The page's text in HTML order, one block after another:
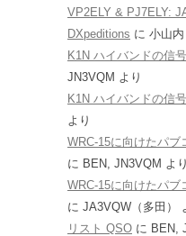
VP2ELY & PJ7ELY:
DXpeditions に 小山内
K1N ハイバンドの信
JN3VQM より
K1N ハイバンドの信
より
WRC-15に向けたパブ
に BEN, JN3VQM より
WRC-15に向けたパブ
に JA3VQW（多田）
リスト QSO に BEN,